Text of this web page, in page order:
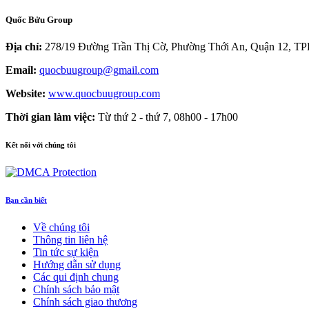
Quốc Bửu Group
Địa chỉ: 278/19 Đường Trần Thị Cờ, Phường Thới An, Quận 12,
Email: quocbuugroup@gmail.com
Website: www.quocbuugroup.com
Thời gian làm việc: Từ thứ 2 - thứ 7, 08h00 - 17h00
Kết nối với chúng tôi
Bạn cần biết
Về chúng tôi
Thông tin liên hệ
Tin tức sự kiện
Hướng dẫn sử dụng
Các qui định chung
Chính sách bảo mật
Chính sách giao thương